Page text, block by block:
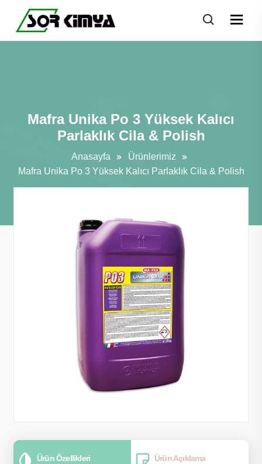
Mafra Unika Po 3 Yüksek Kalıcı
Parlaklık Cila & Polish
Anasayfa
Ürünlerimiz
Mafra Unika Po 3 Yüksek Kalıcı Parlaklık Cila & Polish
Ürün Özellikleri Ürün Açıklama